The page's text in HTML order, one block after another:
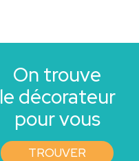
On trouve
le décorateur
pour vous
TROUVER